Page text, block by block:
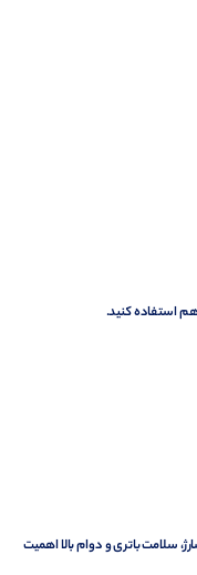
استفاده کنید.
شارژ، سلامت باتری و دوام بالا اهمیت